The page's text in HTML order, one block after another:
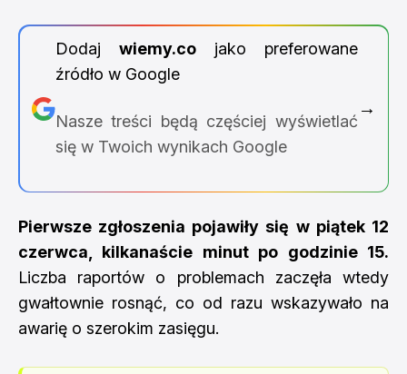
Dodaj wiemy.cojako preferowane
źródło w Google
Nasze treści będą częściej wyświetlać
się w Twoich wynikach Google
→
Pierwsze zgłoszenia pojawiły się w piątek 12
czerwca, kilkanaście minut po godzinie 15.
Liczba raportów o problemach zaczęła wtedy
gwałtownie rosnąć, co od razu wskazywało na
awarię o szerokim zasięgu.